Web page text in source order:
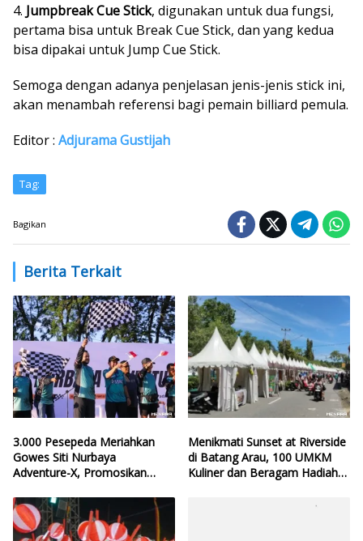
4. Jumpbreak Cue Stick, digunakan untuk dua fungsi,
pertama bisa untuk Break Cue Stick, dan yang kedua
bisa dipakai untuk Jump Cue Stick.
Semoga dengan adanya penjelasan jenis-jenis stick ini,
akan menambah referensi bagi pemain billiard pemula.
Editor : Adjurama Gustijah
Tag:
Bagikan
Berita Terkait
3.000 Pesepeda Meriahkan
Gowes Siti Nurbaya
Adventure-X, Promosikan
Menikmati Sunset at Riverside
di Batang Arau, 100 UMKM
Kuliner dan Beragam Hadiah